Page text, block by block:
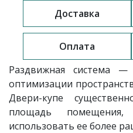
Доставка
Оплата
Раздвижная система
оптимизации
Двери-купе
площадь
использовать ее более